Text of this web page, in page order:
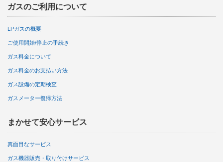
ガスのご利用について
LPガスの概要
ご使用開始/停止の手続き
ガス料金について
ガス料金のお支払い方法
ガス設備の定期検査
ガスメーター復帰方法
まかせて安心サービス
真面目なサービス
ガス機器販売・取り付けサービス